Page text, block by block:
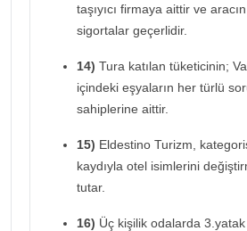
taşıyıcı firmaya aittir ve
sigortalar geçerlidir.
14) Tura katılan tüketicinin;
içindeki eşyaların her türlü
sahiplerine aittir.
15) Eldestino Turizm,
kaydıyla otel isimlerini
tutar.
16) Üç kişilik odalarda 3.yatak